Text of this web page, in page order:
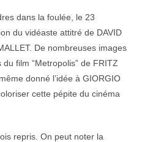
dans la foulée, le 23
du vidéaste attitré de DAVID
De nombreuses images
film “Metropolis” de FRITZ
donné l’idée à GIORGIO
cette pépite du cinéma
repris. On peut noter la